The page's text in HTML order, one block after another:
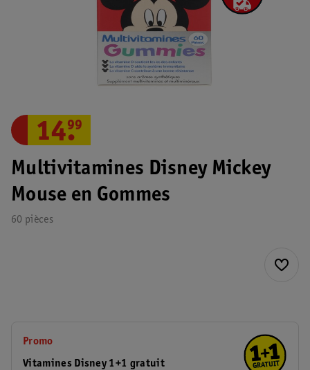
Multivitamines Disney Mickey
Mouse en Gommes
60 pièces
14.
99
Promo
Vitamines Disney 1+1 gratuit